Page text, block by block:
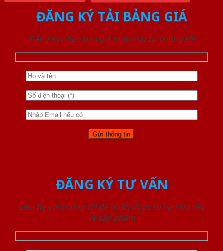
ĐĂNG KÝ TẢI BẢNG GIÁ
Đăng ký nhận báo giá mới nhất từ chúng tôi
ĐĂNG KÝ TƯ VẤN
Liên hệ với chúng tôi để nhận được tư vấn chi tiết
về sản phẩm